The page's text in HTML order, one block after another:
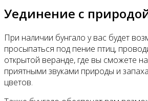
Уединение с
При наличии бунгало у вас будет
просыпаться под пение птиц,
открытой веранде, где вы сможете
приятными звуками природы и
цветов.